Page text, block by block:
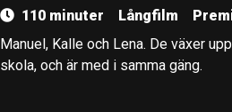
110 minuter Långfilm
Manuel, Kalle och Lena. De växer
skola, och är med i samma gäng.